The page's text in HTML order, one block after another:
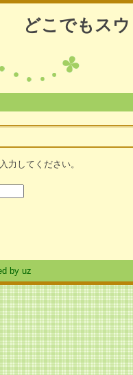
どこでもス
力してください。
by uz